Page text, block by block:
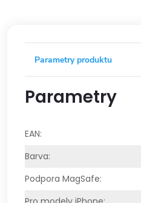
Parametry produktu
Parametry
EAN:
Barva:
Podpora MagSafe: